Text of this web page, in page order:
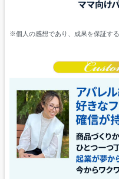
※個人の感想であり、成果を保証す